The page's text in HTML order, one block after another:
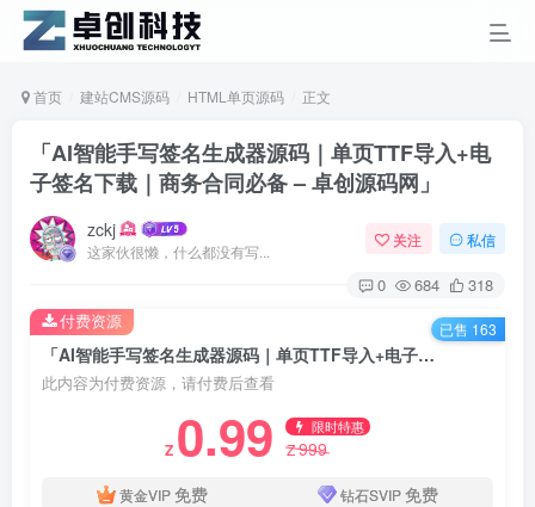
首页 建站CMS源码 HTML单页源码 正文
「AI智能手写签名生成器源码｜单页TTF导入+电
子签名下载｜商务合同必备 – 卓创源码网」
zckj
这家伙很懒，什么都没有写...
关注 私信
0 684 318
「AI智能手写签名生成器源码｜单页TTF导入+电子签名下载｜商务合同必备 – 卓创源码网」
此内容为付费资源，请付费后查看
Z 0.99 限时特惠
Z999
黄金VIP免费 钻石SVIP免费
付费资源 已售 163